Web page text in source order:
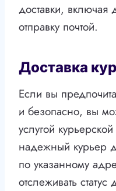
доставки, включая
отправку почтой.
Доставка
Если вы
и безопасно, вы
услугой
надежный курьер
по указанному
отслеживать